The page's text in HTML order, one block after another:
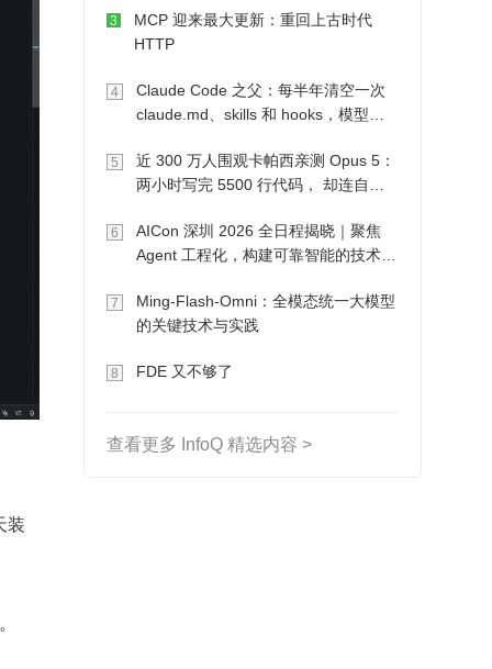
装
。
3
MCP 迎来最大更新：重回上古时代
HTTP
4
Claude Code 之父：每半年清空一次
claude.md、skills 和 hooks，模型自
5
近 300 万人围观卡帕西亲测 Opus 5：
两小时写完 5500 行代码， 却连自己
6
AICon 深圳 2026 全日程揭晓｜聚焦
Agent 工程化，构建可靠智能的技术路
7
Ming-Flash-Omni：全模态统一大模型
的关键技术与实践
8 FDE 又不够了
查看更多 InfoQ 精选内容 >